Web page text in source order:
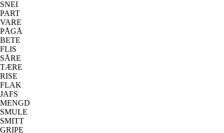
SNEI
PART
VARE
PÅGÅ
BETE
FLIS
SÅRE
TÆRE
RISE
FLAK
JAFS
MENGD
SMULE
SMITT
GRIPE